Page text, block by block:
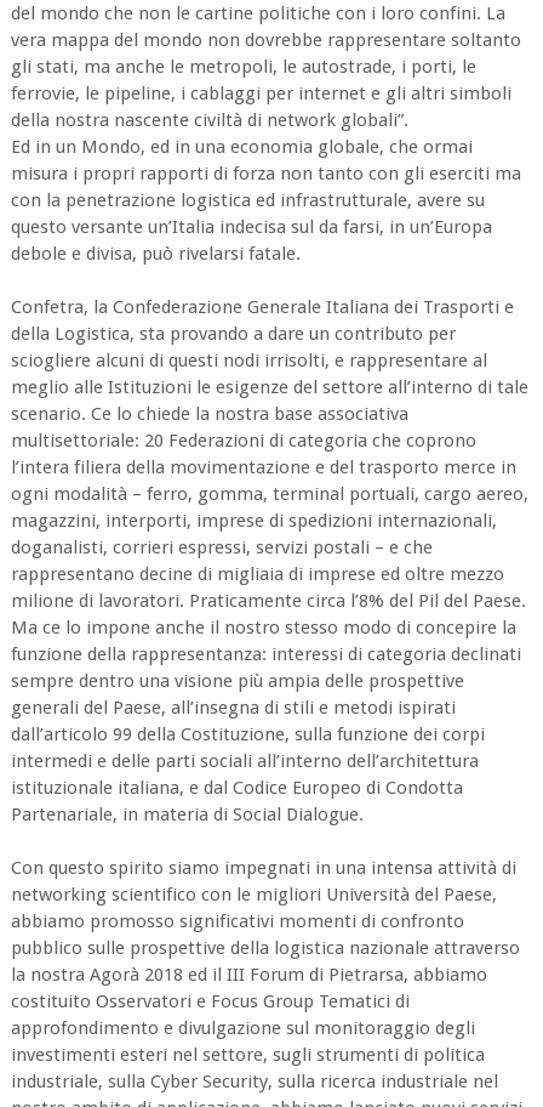
del mondo che non le cartine politiche con i loro confini. La
vera mappa del mondo non dovrebbe rappresentare soltanto
gli stati, ma anche le metropoli, le autostrade, i porti, le
ferrovie, le pipeline, i cablaggi per internet e gli altri simboli
della nostra nascente civiltà di network globali”.
Ed in un Mondo, ed in una economia globale, che ormai
misura i propri rapporti di forza non tanto con gli eserciti ma
con la penetrazione logistica ed infrastrutturale, avere su
questo versante un’Italia indecisa sul da farsi, in un’Europa
debole e divisa, può rivelarsi fatale.
Confetra, la Confederazione Generale Italiana dei Trasporti e
della Logistica, sta provando a dare un contributo per
sciogliere alcuni di questi nodi irrisolti, e rappresentare al
meglio alle Istituzioni le esigenze del settore all’interno di tale
scenario. Ce lo chiede la nostra base associativa
multisettoriale: 20 Federazioni di categoria che coprono
l’intera filiera della movimentazione e del trasporto merce in
ogni modalità – ferro, gomma, terminal portuali, cargo aereo,
magazzini, interporti, imprese di spedizioni internazionali,
doganalisti, corrieri espressi, servizi postali – e che
rappresentano decine di migliaia di imprese ed oltre mezzo
milione di lavoratori. Praticamente circa l’8% del Pil del Paese.
Ma ce lo impone anche il nostro stesso modo di concepire la
funzione della rappresentanza: interessi di categoria declinati
sempre dentro una visione più ampia delle prospettive
generali del Paese, all’insegna di stili e metodi ispirati
dall’articolo 99 della Costituzione, sulla funzione dei corpi
intermedi e delle parti sociali all’interno dell’architettura
istituzionale italiana, e dal Codice Europeo di Condotta
Partenariale, in materia di Social Dialogue.
Con questo spirito siamo impegnati in una intensa attività di
networking scientifico con le migliori Università del Paese,
abbiamo promosso significativi momenti di confronto
pubblico sulle prospettive della logistica nazionale attraverso
la nostra Agorà 2018 ed il III Forum di Pietrarsa, abbiamo
costituito Osservatori e Focus Group Tematici di
approfondimento e divulgazione sul monitoraggio degli
investimenti esteri nel settore, sugli strumenti di politica
industriale, sulla Cyber Security, sulla ricerca industriale nel